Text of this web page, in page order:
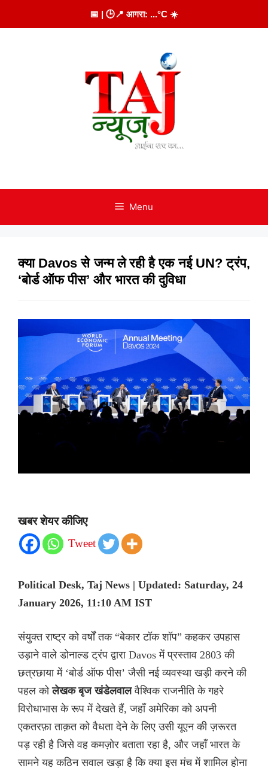
to
📅 | 🕒📍 आगरा: ...°C ☀️
Menu
क्या Davos से जन्म ले रही है एक नई UN? ट्रंप,
‘बोर्ड ऑफ पीस’ और भारत की दुविधा
खबर शेयर कीजिए
Tweet
Political Desk, Taj News | Updated: Saturday, 24
January 2026, 11:10 AM IST
संयुक्त राष्ट्र को वर्षों तक “बेकार टॉक शॉप” कहकर उपहास
उड़ाने वाले डोनाल्ड ट्रंप द्वारा Davos में प्रस्ताव 2803 की
छत्रछाया में ‘बोर्ड ऑफ पीस’ जैसी नई व्यवस्था खड़ी करने की
पहल कोलेखक बृज खंडेलवालवैश्विक राजनीति के गहरे
विरोधाभास के रूप में देखते हैं, जहाँ अमेरिका को अपनी
एकतरफ़ा ताक़त को वैधता देने के लिए उसी यूएन की ज़रूरत
पड़ रही है जिसे वह कमज़ोर बताता रहा है, और जहाँ भारत के
सामने यह कठिन सवाल खड़ा है कि क्या इस मंच में शामिल होना